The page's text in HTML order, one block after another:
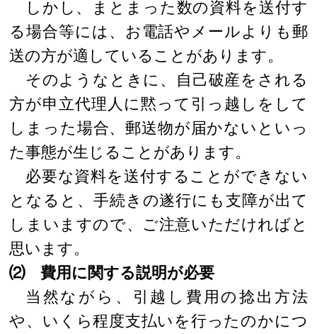
しかし、まとまった数の資料を送付す
る場合等には、お電話やメールよりも郵
送の方が適していることがあります。
そのようなときに、自己破産をされる
方が申立代理人に黙って引っ越しをして
しまった場合、郵送物が届かないといっ
た事態が生じることがあります。
必要な資料を送付することができない
となると、手続きの遂行にも支障が出て
しまいますので、ご注意いただければと
思います。
⑵ 費用に関する説明が必要
当然ながら、引越し費用の捻出方法
や、いくら程度支払いを行ったのかにつ